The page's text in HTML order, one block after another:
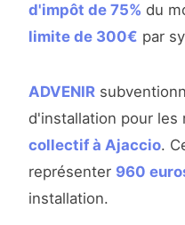
d'impôt de 75% du
limite de 300€ par
ADVENIR
d'installation pour les
collectif à Ajaccio.
représenter 960
installation.